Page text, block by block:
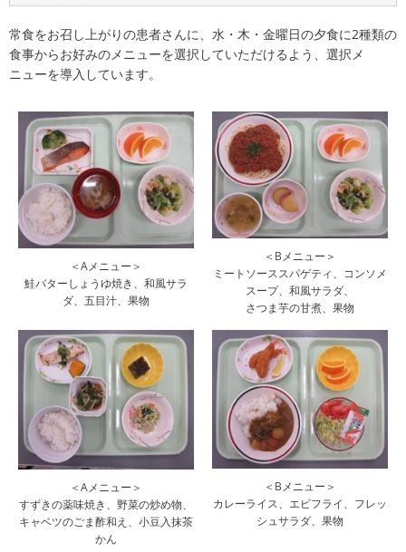
常食をお召し上がりの患者さんに、水・木・金曜日の夕食に2種類の
食事からお好みのメニューを選択していただけるよう、選択メ
ニューを導入しています。
＜Aメニュー＞
鮭バターしょうゆ焼き、和風サラ
ダ、五目汁、果物
＜Bメニュー＞
ミートソーススパゲティ、コンソメ
スープ、和風サラダ、
さつま芋の甘煮、果物
＜Aメニュー＞
すずきの薬味焼き、野菜の炒め物、
キャベツのごま酢和え、小豆入抹茶
かん
＜Bメニュー＞
カレーライス、エビフライ、フレッ
シュサラダ、果物